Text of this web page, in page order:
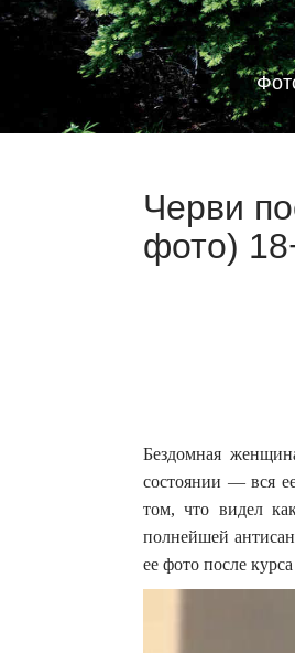
Черви
фото)
Бездомная
состоянии — вся
том, что видел
полнейшей
ее фото после